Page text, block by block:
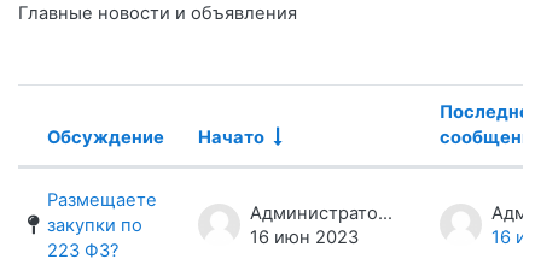
Главные новости и объявления
Список обсуждений. Показано 1
Статус
Обсуждение Начато
Последнее
Размещаете
закупки по
223 ФЗ?
Администратор ЦА «Атмосфера»
16 июн 2023
16